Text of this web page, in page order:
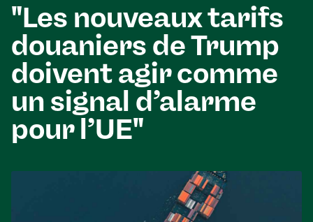
"Les nouveaux tarifs
douaniers de Trump
doivent agir comme
un signal d’alarme
pour l’UE"